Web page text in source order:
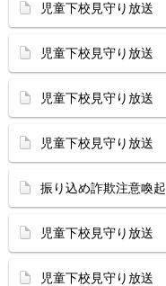
児童下校見守り放送
児童下校見守り放送
児童下校見守り放送
児童下校見守り放送
振り込め詐欺注意喚
児童下校見守り放送
児童下校見守り放送